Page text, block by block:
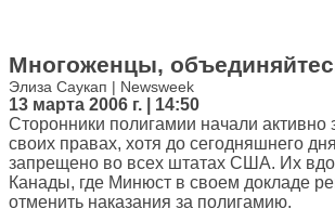
Многоженцы,
Элиза Саукап | Newsweek
13 марта 2006 г. | 14:50
Сторонники полигамии начали активно
своих правах, хотя до сегодняшнего
запрещено во всех штатах США. Их
Канады, где Минюст в своем докладе
отменить наказания за полигамию.